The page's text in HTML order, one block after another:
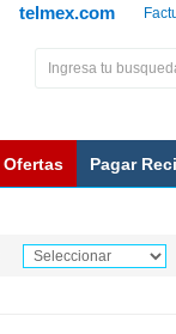
telmex.com
Ofertas Pagar